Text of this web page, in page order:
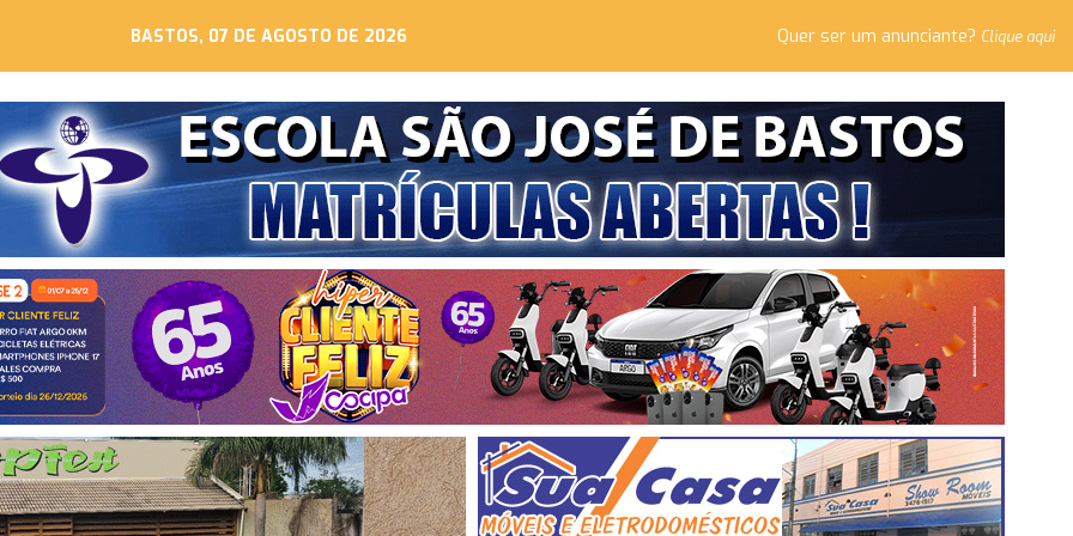
BASTOS, 07 DE AGOSTO DE 2026 Quer ser um anunciante? Clique aqui